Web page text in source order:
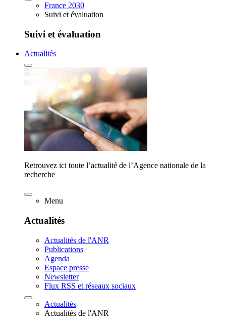
France 2030
Suivi et évaluation
Suivi et évaluation
Actualités
Retrouvez ici toute l’actualité de l’Agence nationale de la
recherche
Menu
Actualités
Actualités de l'ANR
Publications
Agenda
Espace presse
Newsletter
Flux RSS et réseaux sociaux
Actualités
Actualités de l'ANR